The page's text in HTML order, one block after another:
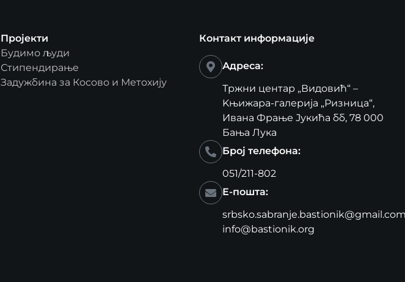
Пројекти
Будимо људи
Стипендирање
Задужбина за Косово и Метохију
Контакт информације
Адреса:
Тржни центар „Видовић“ –
Kњижара-галерија „Ризница“,
Ивана Фрање Јукића бб, 78 000
Бања Лука
Број телефона:
051/211-802
Е-пошта:
info@bastionik.org